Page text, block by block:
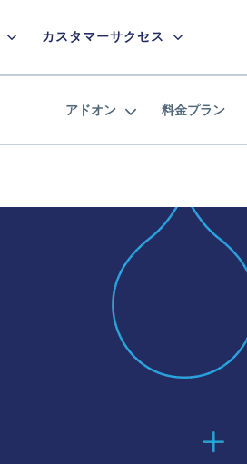
カスタマーサクセス
アドオン 料金プラン